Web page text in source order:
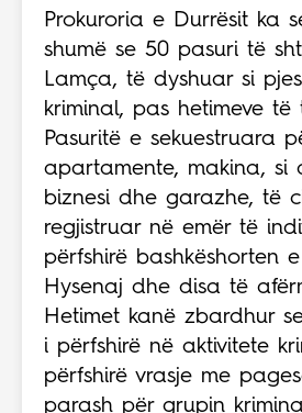
Prokuroria e Durrësit ka
shumë se 50 pasuri të
Lamça, të dyshuar si
kriminal, pas hetimeve të
Pasuritë e sekuestruara
apartamente, makina, si
biznesi dhe garazhe, të
regjistruar në emër të
përfshirë bashkëshorten
Hysenaj dhe disa të
Hetimet kanë zbardhur
i përfshirë në aktivitete
përfshirë vrasje me
parash për grupin